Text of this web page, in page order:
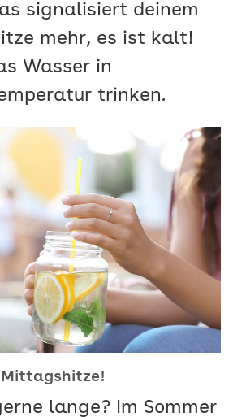
signalisiert deinem
mehr, es ist kalt!
Wasser in
trinken.
Mittagshitze!
lange? Im Sommer